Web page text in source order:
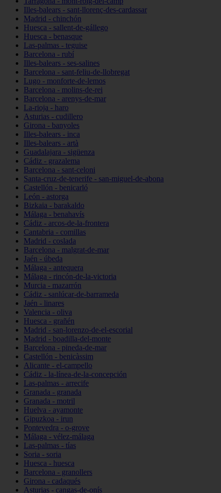
Illes-balears - sant-llorenç-des-cardassar
Madrid - chinchón
Huesca - sallent-de-gállego
Huesca - benasque
Las-palmas - teguise
Barcelona - rubí
Illes-balears - ses-salines
Barcelona - sant-feliu-de-llobregat
Lugo - monforte-de-lemos
Barcelona - molins-de-rei
Barcelona - arenys-de-mar
La-rioja - haro
Asturias - cudillero
Girona - banyoles
Illes-balears - inca
Illes-balears - artà
Guadalajara - sigüenza
Cádiz - grazalema
Barcelona - sant-celoni
Santa-cruz-de-tenerife - san-miguel-de-abona
Castellón - benicarló
León - astorga
Bizkaia - barakaldo
Málaga - benahavís
Cádiz - arcos-de-la-frontera
Cantabria - comillas
Madrid - coslada
Barcelona - malgrat-de-mar
Jaén - úbeda
Málaga - antequera
Málaga - rincón-de-la-victoria
Murcia - mazarrón
Cádiz - sanlúcar-de-barrameda
Jaén - linares
Valencia - oliva
Huesca - grañén
Madrid - san-lorenzo-de-el-escorial
Madrid - boadilla-del-monte
Barcelona - pineda-de-mar
Castellón - benicàssim
Alicante - el-campello
Cádiz - la-línea-de-la-concepción
Las-palmas - arrecife
Granada - granada
Granada - motril
Huelva - ayamonte
Gipuzkoa - irun
Pontevedra - o-grove
Málaga - vélez-málaga
Las-palmas - tías
Soria - soria
Huesca - huesca
Barcelona - granollers
Girona - cadaqués
Asturias - cangas-de-onís